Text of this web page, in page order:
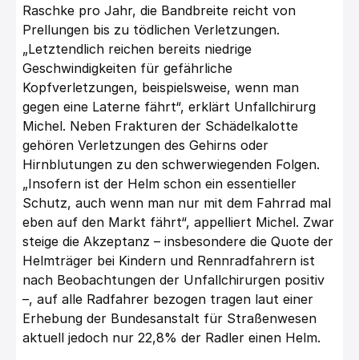
Raschke pro Jahr, die Bandbreite reicht von
Prellungen bis zu tödlichen Verletzungen.
„Letztendlich reichen bereits niedrige
Geschwindigkeiten für gefährliche
Kopfverletzungen, beispielsweise, wenn man
gegen eine Laterne fährt“, erklärt Unfallchirurg
Michel. Neben Frakturen der Schädelkalotte
gehören Verletzungen des Gehirns oder
Hirnblutungen zu den schwerwiegenden Folgen.
„Insofern ist der Helm schon ein essentieller
Schutz, auch wenn man nur mit dem Fahrrad mal
eben auf den Markt fährt“, appelliert Michel. Zwar
steige die Akzeptanz – insbesondere die Quote der
Helmträger bei Kindern und Rennradfahrern ist
nach Beobachtungen der Unfallchirurgen positiv
–, auf alle Radfahrer bezogen tragen laut einer
Erhebung der Bundesanstalt für Straßenwesen
aktuell jedoch nur 22,8% der Radler einen Helm.